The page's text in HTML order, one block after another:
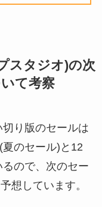
スタジオ)の次
て考察
り版のセールは
のセール)と12
ので、次のセー
想しています。